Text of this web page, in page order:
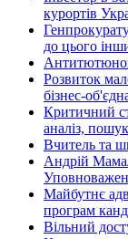
курортів
до цього
Розвиток
бізнес-
Критичний
аналіз,
Вчитель та
Андрій
Майбутнє
програм
Вільний